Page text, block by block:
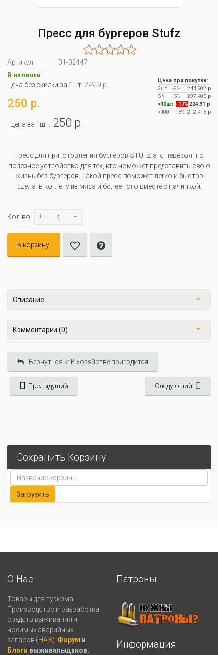
Пресс для бургеров Stufz
Артикул:
01-02447
В наличии
Цена без скидки за 1шт: 249.9 р.
250 р.
Цена за 1шт: 250 р.
Цена при покупке:
2шт
-2%
244.902 р
5-9
-5%
237.405 р
>10шт -10% 224.91 р
>100
-15% 212.415 р
Пресс для приготовления бургеров STUFZ это невероятно
полезное устройство для тех, кто не может представить свою
жизнь без бургеров. Такой пресс поможет легко и быстро
сделать котлету из мяса и более того вместе с начинкой.
Кол-во: + -
В корзину
Описание
Комментарии (0)
Вернуться к: В хозяйстве пригодится
Предыдущий Следующий
Сохранить Корзину
О Нас
Товары для туризма.
Производство и разработка
средств выживания и
носимых аварийных
запасов (НАЗ). Форум и
Блоги выживальщиков.
Патроны
Информация